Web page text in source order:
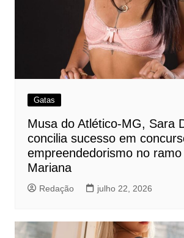
Gatas
Musa do Atlético-MG, Sara
concilia sucesso em
empreendedorismo no
Mariana
Redação julho 22, 2026